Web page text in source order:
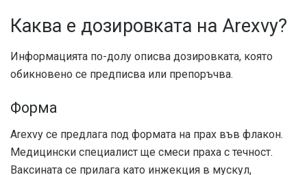
Каква е дозировката на Arexvy?
Информацията по-долу описва дозировката, която
обикновено се предписва или препоръчва.
Форма
Arexvy се предлага под формата на прах във флакон.
Медицински специалист ще смеси праха с течност.
Ваксината се прилага като инжекция в мускул,